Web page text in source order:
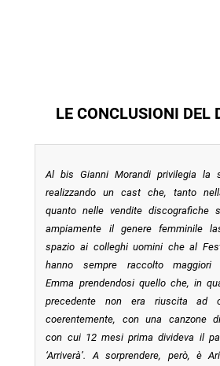
LE CONCLUSIONI DEL
Al bis Gianni Morandi privilegia la
realizzando un cast che, tanto
quanto nelle vendite discografiche
ampiamente il genere femminile
spazio ai colleghi uomini che al
hanno sempre raccolto maggiori
Emma prendendosi quello che, in
precedente non era riuscita ad
coerentemente, con una canzone
con cui 12 mesi prima divideva il
‘Arriverà’. A sorprendere, però, è